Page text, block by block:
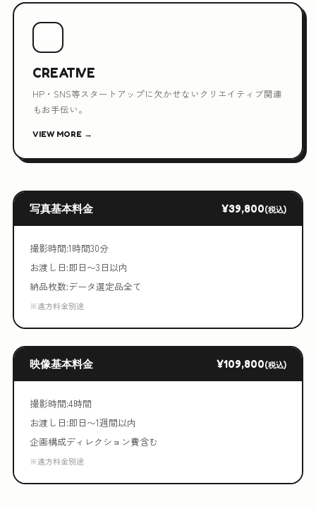
CREATIVE
HP・SNS等スタートアップに欠かせないクリエイティブ関連
もお手伝い。
VIEW MORE →
写真基本料金 ¥39,800(税込)
撮影時間:1時間30分
お渡し日:即日〜3日以内
納品枚数:データ選定品全て
※遠方料金別途
映像基本料金 ¥109,800(税込)
撮影時間:4時間
お渡し日:即日〜1週間以内
企画構成ディレクション費含む
※遠方料金別途